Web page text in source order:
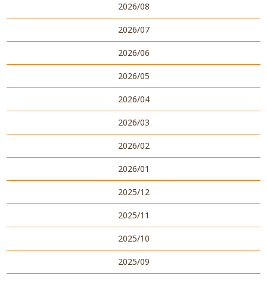
2026/08
2026/07
2026/06
2026/05
2026/04
2026/03
2026/02
2026/01
2025/12
2025/11
2025/10
2025/09
LINEでお問い合わせ